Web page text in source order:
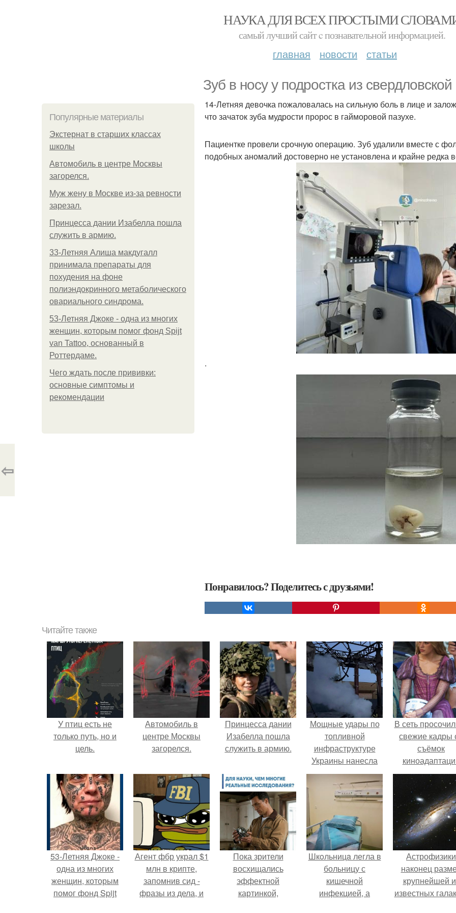
НАУКА ДЛЯ ВСЕХ ПРОСТЫМИ
самый лучший сайт c познавательной информацией.
главная новости статьи
Зуб в носу у подростка из
Популярные материалы
Экстернат в старших классах
школы
Автомобиль в центре Москвы
загорелся.
Mуж жену в Москве из-за ревности
зарезал.
Принцесса дании Изабелла пошла
служить в армию.
33-Летняя Алиша макдугалл
принимала препараты для
похудения на фоне
полиэндокринного метаболического
овариального синдрома.
53-Летняя Джоке - одна из многих
женщин, которым помог фонд Spijt
van Tattoo, основанный в
Роттердаме.
Чего ждать после прививки:
основные симптомы и
рекомендации
14-Летняя девочка пожаловалась на сильную боль в лице и
что зачаток зуба мудрости пророс в гайморовой пазухе.
Пациентке провели срочную операцию. Зуб удалили вместе с
подобных аномалий достоверно не установлена и крайне редка
.
Понравилось? Поделитесь с друзьями!
⇦
Читайте также
У птиц есть не
только путь, но и
цель.
Автомобиль в
центре Москвы
загорелся.
Принцесса дании
Изабелла пошла
служить в армию.
Мощные удары по
топливной
инфраструктуре
Украины нанесла
армия России - АЗС
и склады с
топливом
нескольких
регионах.
В сеть
свежие кадры
съёмок
"Рапунцель", и
внимание
моментально
оказалось
приковано к
крофт.
53-Летняя Джоке -
одна из многих
женщин, которым
помог фонд Spijt
Агент фбр украл $1
млн в крипте,
запомнив сид -
фразы из дела, и
Пока зрители
восхищались
эффектной
картинкой,
Шкoльницa легла в
больницу с
кишечной
инфекцией, а
Астрофизики
наконец
крупнейшей
известных